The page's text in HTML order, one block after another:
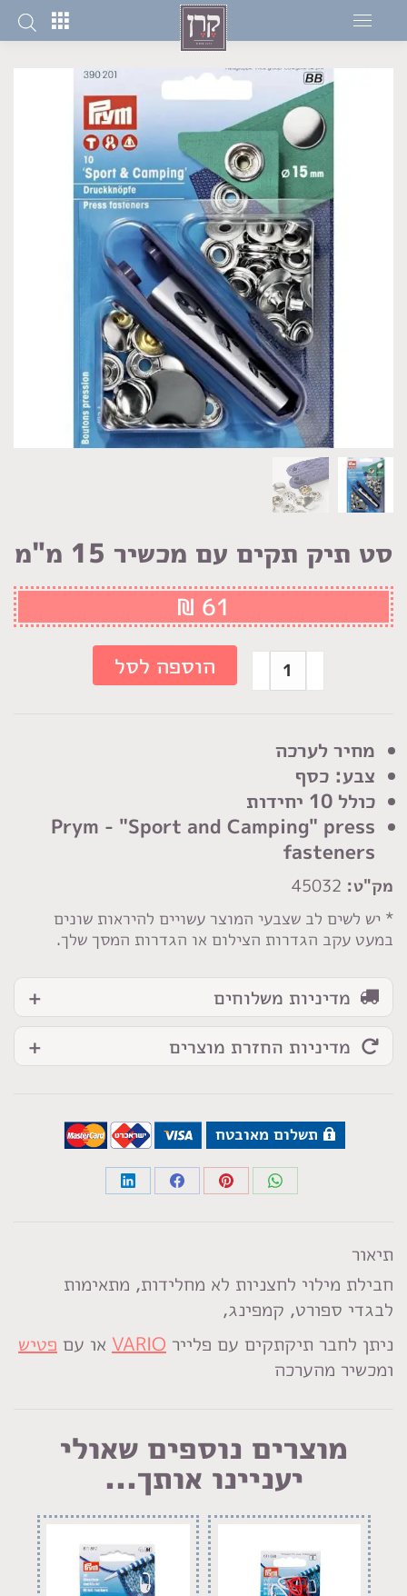
סט תיק תקים עם מכשיר 15 מ"מ
מחיר לערכה
צבע: כסף
כולל 10 יחידות
Prym - "Sport and Camping" press
fasteners
מק"ט:
* יש לשים לב שצבעי המוצר עשויים להיראות שונים
במעט עקב הגדרות הצילום או הגדרות המסך שלך.
₪ 61
כמות
של
תיק
תקים
עם
מכשיר
15
מ"מ
הוספה לסל
מדיניות משלוחים
מדיניות החזרת מוצרים
תשלום מאובטח
Share
Share
Share
Share
תיאור
חבילת מילוי לחצניות לא מחלידות, מתאימות
לבגדי ספורט, קמפינג,
ניתן לחבר תיקתקים עם פלייר VARIO או עם פטיש
ומכשיר מהערכה
מוצרים נוספים שאולי
יעניינו אותך...